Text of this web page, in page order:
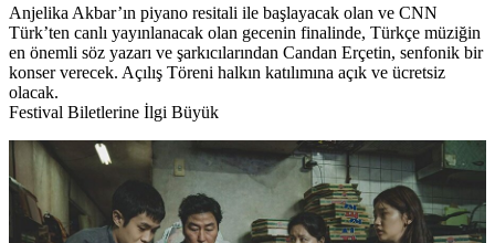
Anjelika Akbar’ın piyano resitali ile başlayacak olan ve CNN
Türk’ten canlı yayınlanacak olan gecenin finalinde, Türkçe müziğin
en önemli söz yazarı ve şarkıcılarından Candan Erçetin, senfonik bir
konser verecek. Açılış Töreni halkın katılımına açık ve ücretsiz
olacak.
Festival Biletlerine İlgi Büyük